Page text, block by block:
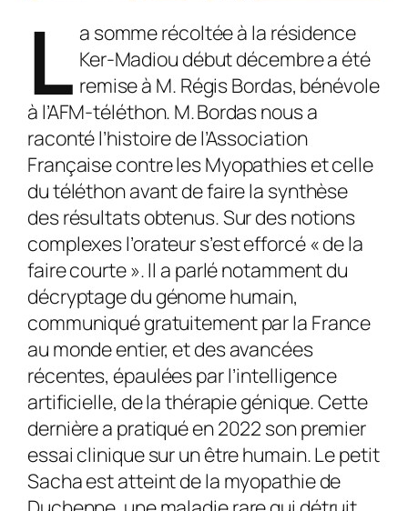
L a somme récoltée à la résidence
Ker-Madiou début décembre a été
remise à M. Régis Bordas, bénévole
à l’AFM-téléthon. M. Bordas nous a
raconté l’histoire de l’Association
Française contre les Myopathies et celle
du téléthon avant de faire la synthèse
des résultats obtenus. Sur des notions
complexes l’orateur s’est efforcé « de la
faire courte ». Il a parlé notamment du
décryptage du génome humain,
communiqué gratuitement par la France
au monde entier, et des avancées
récentes, épaulées par l’intelligence
artificielle, de la thérapie génique. Cette
dernière a pratiqué en 2022 son premier
essai clinique sur un être humain. Le petit
Sacha est atteint de la myopathie de